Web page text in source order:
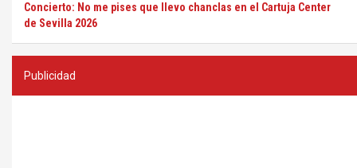
Concierto: No me pises que llevo chanclas en el Cartuja Center
de Sevilla 2026
Publicidad